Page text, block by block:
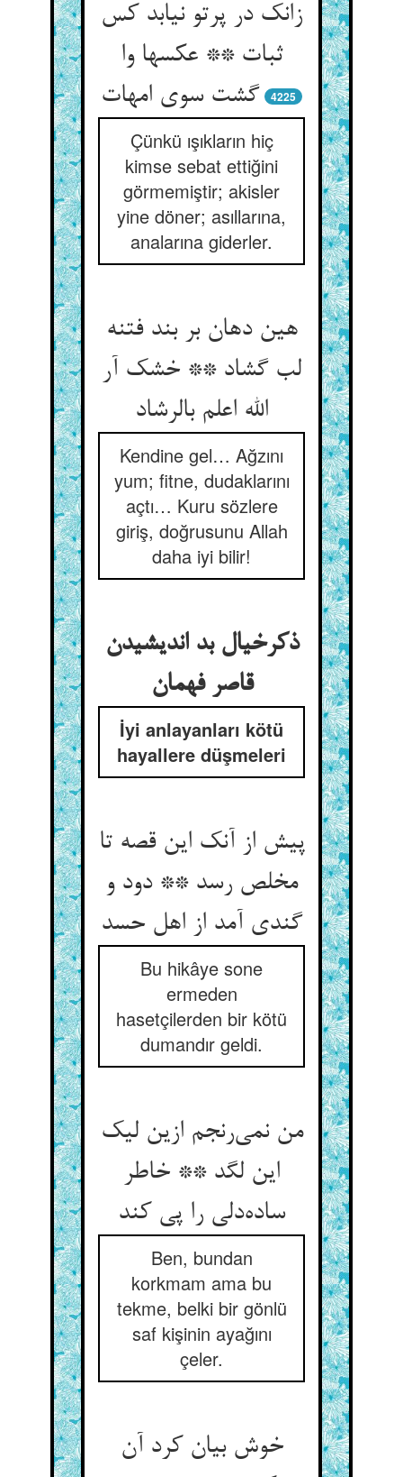
زانک در پرتو نیابد کس
ثبات ** عکسها وا
گشت سوی امهات
4225
Çünkü ışıkların hiç
kimse sebat ettiğini
görmemiştir; akisler
yine döner; asıllarına,
analarına giderler.
هین دهان بر بند فتنه
لب گشاد ** خشک آر
الله اعلم بالرشاد
Kendine gel… Ağzını
yum; fitne, dudaklarını
açtı… Kuru sözlere
giriş, doğrusunu Allah
daha iyi bilir!
ذکرخیال بد اندیشیدن
قاصر فهمان
İyi anlayanları kötü
hayallere düşmeleri
پیش از آنک این قصه تا
مخلص رسد ** دود و
گندی آمد از اهل حسد
Bu hikâye sone
ermeden
hasetçilerden bir kötü
dumandır geldi.
من نمی‌رنجم ازین لیک
این لگد ** خاطر
ساده‌دلی را پی کند
Ben, bundan
korkmam ama bu
tekme, belki bir gönlü
saf kişinin ayağını
çeler.
خوش بیان کرد آن